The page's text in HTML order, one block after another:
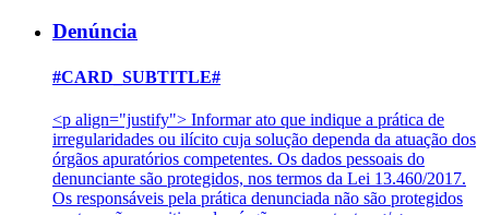
Denúncia
#CARD_SUBTITLE#
<p align="justify"> Informar ato que indique a prática de
irregularidades ou ilícito cuja solução dependa da atuação dos
órgãos apuratórios competentes. Os dados pessoais do
denunciante são protegidos, nos termos da Lei 13.460/2017.
Os responsáveis pela prática denunciada não são protegidos